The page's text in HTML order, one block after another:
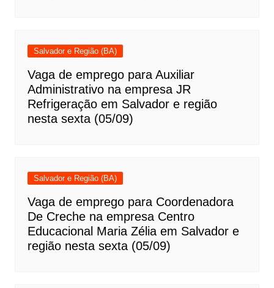
Salvador e Região (BA)
Vaga de emprego para Auxiliar
Administrativo na empresa JR
Refrigeração em Salvador e região
nesta sexta (05/09)
Salvador e Região (BA)
Vaga de emprego para Coordenadora
De Creche na empresa Centro
Educacional Maria Zélia em Salvador e
região nesta sexta (05/09)